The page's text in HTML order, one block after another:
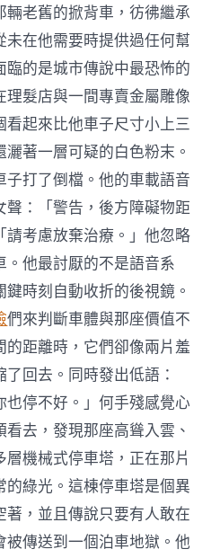
老舊的掀背車，彷彿繼承
在他需要時提供過任何幫
臨的是城市傳說中最恐怖的
理髮店與一間專賣金屬雕像
起來比他車子尺寸小上三
著一層可疑的白色粉末。
打了倒檔。他的車載語音
聲：「警告，後方障礙物距
考慮放棄治療。」他忽略
他最討厭的不是語音系
時刻自動收折的後視鏡。
們來判斷車體與那座價值不
距離時，它們卻像兩片羞
回去。同時發出低語：
也停不好。」何手殘感覺心
去，發現那座高聳入雲、
機械式停車塔，正在那片
綠光。這棟停車塔是個異
，並且傳說只要有人敢在
傳送到一個泊車地獄。他